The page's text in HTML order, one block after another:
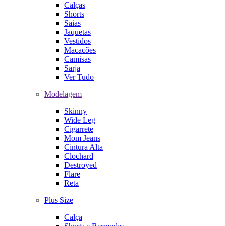
Calças
Shorts
Saias
Jaquetas
Vestidos
Macacões
Camisas
Sarja
Ver Tudo
Modelagem
Skinny
Wide Leg
Cigarrete
Mom Jeans
Cintura Alta
Clochard
Destroyed
Flare
Reta
Plus Size
Calça